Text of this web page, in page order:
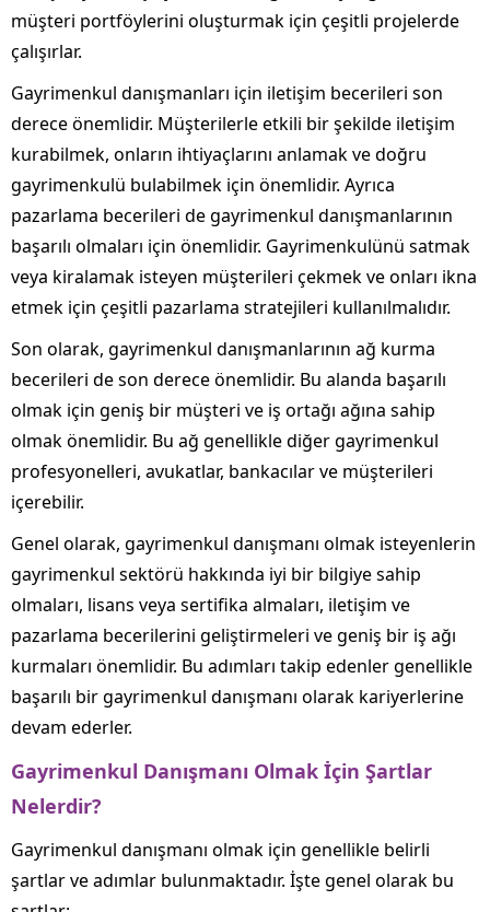
müşteri portföylerini oluşturmak için çeşitli projelerde
çalışırlar.
Gayrimenkul danışmanları için iletişim becerileri son
derece önemlidir. Müşterilerle etkili bir şekilde iletişim
kurabilmek, onların ihtiyaçlarını anlamak ve doğru
gayrimenkulü bulabilmek için önemlidir. Ayrıca
pazarlama becerileri de gayrimenkul danışmanlarının
başarılı olmaları için önemlidir. Gayrimenkulünü satmak
veya kiralamak isteyen müşterileri çekmek ve onları ikna
etmek için çeşitli pazarlama stratejileri kullanılmalıdır.
Son olarak, gayrimenkul danışmanlarının ağ kurma
becerileri de son derece önemlidir. Bu alanda başarılı
olmak için geniş bir müşteri ve iş ortağı ağına sahip
olmak önemlidir. Bu ağ genellikle diğer gayrimenkul
profesyonelleri, avukatlar, bankacılar ve müşterileri
içerebilir.
Genel olarak, gayrimenkul danışmanı olmak isteyenlerin
gayrimenkul sektörü hakkında iyi bir bilgiye sahip
olmaları, lisans veya sertifika almaları, iletişim ve
pazarlama becerilerini geliştirmeleri ve geniş bir iş ağı
kurmaları önemlidir. Bu adımları takip edenler genellikle
başarılı bir gayrimenkul danışmanı olarak kariyerlerine
devam ederler.
Gayrimenkul Danışmanı Olmak İçin Şartlar
Nelerdir?
Gayrimenkul danışmanı olmak için genellikle belirli
şartlar ve adımlar bulunmaktadır. İşte genel olarak bu